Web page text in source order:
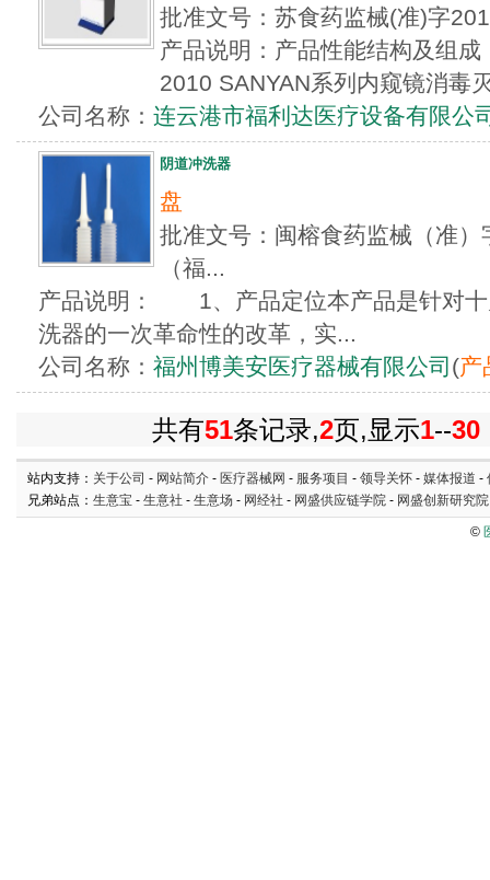
批准文号：苏食药监械(准)
产品说明：产品性能结构及组
2010 SANYAN系列内窥镜消毒
公司名称： 连云港市福利达医疗设备有限公
阴道冲洗器
盘
批准文号：闽榕食药监械（准
（福...
产品说明： 1、产品定位本产品是针对十
洗器的一次革命性的改革，实...
公司名称： 福州博美安医疗器械有限公司 (产
共有51条记录,2页,显示1--30
站内支持： 关于公司 - 网站简介 - 医疗器械网 - 服务项目 - 领导关怀 - 媒体报道 -
兄弟站点： 生意宝 - 生意社 - 生意场 - 网经社 - 网盛供应链学院 - 网盛创新研究院
©